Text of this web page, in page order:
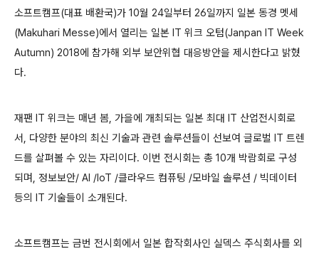
소프트캠프(대표 배환국)가 10월 24일부터 26일까지 일본 동경 멧세
(Makuhari Messe)에서 열리는 일본 IT 위크 오텀(Janpan IT Week
Autumn) 2018에 참가해 외부 보안위협 대응방안을 제시한다고 밝혔
다.
재팬 IT 위크는 매년 봄, 가을에 개최되는 일본 최대 IT 산업전시회로
서, 다양한 분야의 최신 기술과 관련 솔루션들이 선보여 글로벌 IT 트렌
드를 살펴볼 수 있는 자리이다. 이번 전시회는 총 10개 박람회로 구성
되며, 정보보안/ AI /IoT /클라우드 컴퓨팅 /모바일 솔루션 / 빅데이터
등의 IT 기술들이 소개된다.
소프트캠프는 금번 전시회에서 일본 합작회사인 실덱스 주식회사를 외